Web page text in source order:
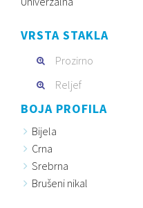
VRSTA STAKLA
Prozirno
Reljef
BOJA PROFILA
Bijela
Crna
Srebrna
Brušeni nikal